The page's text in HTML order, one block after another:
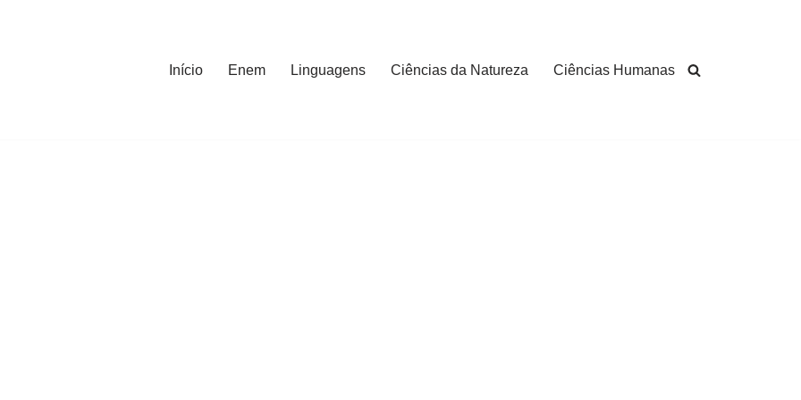
Início Enem Linguagens Ciências da Natureza Ciências Humanas